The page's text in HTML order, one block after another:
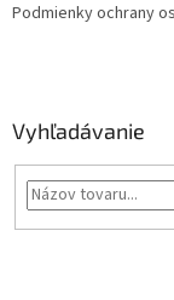
Podmienky ochrany
Vyhľadávanie